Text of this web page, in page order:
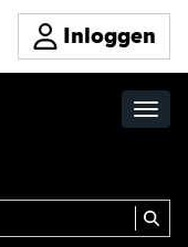
Inloggen